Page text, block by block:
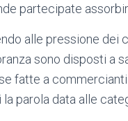
partecipate
alle pressione dei
sono disposti a
fatte a
parola data alle